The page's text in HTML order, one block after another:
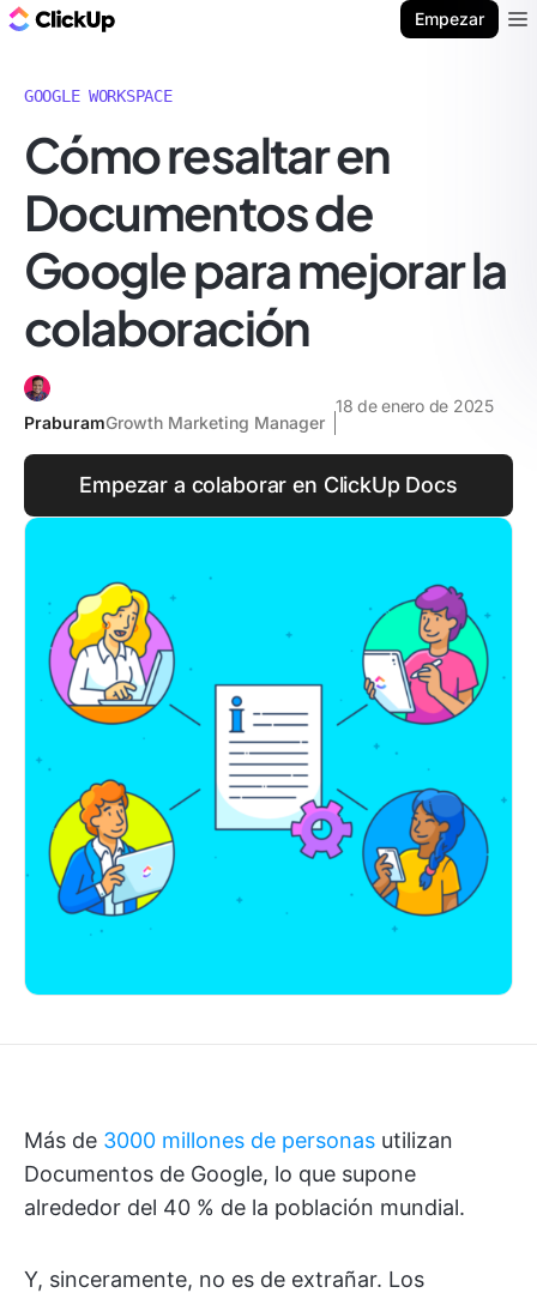
Empezar
GOOGLE WORKSPACE
Cómo resaltar en
Documentos de
Google para mejorar la
colaboración
PraburamGrowth Marketing Manager
18 de enero de 2025
Empezar a colaborar en ClickUp Docs
Más de 3000 millones de personas utilizan
Documentos de Google, lo que supone
alrededor del 40 % de la población mundial.
Y, sinceramente, no es de extrañar. Los